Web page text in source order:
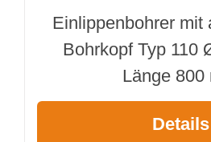
Einlippenbohrer mit
Bohrkopf Typ 110
Länge 800
Details